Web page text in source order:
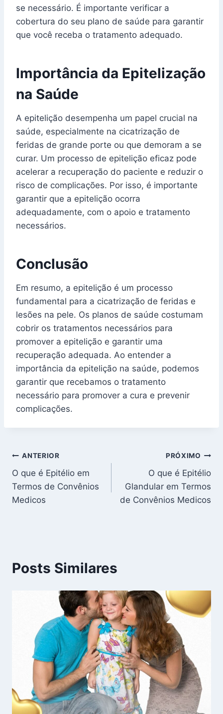
se necessário. É importante verificar a
cobertura do seu plano de saúde para garantir
que você receba o tratamento adequado.
Importância da Epitelização
na Saúde
A epitelição desempenha um papel crucial na
saúde, especialmente na cicatrização de
feridas de grande porte ou que demoram a se
curar. Um processo de epitelição eficaz pode
acelerar a recuperação do paciente e reduzir o
risco de complicações. Por isso, é importante
garantir que a epitelição ocorra
adequadamente, com o apoio e tratamento
necessários.
Conclusão
Em resumo, a epitelição é um processo
fundamental para a cicatrização de feridas e
lesões na pele. Os planos de saúde costumam
cobrir os tratamentos necessários para
promover a epitelição e garantir uma
recuperação adequada. Ao entender a
importância da epitelição na saúde, podemos
garantir que recebamos o tratamento
necessário para promover a cura e prevenir
complicações.
Navegação
de
Post
ANTERIOR
O que é Epitélio em
Termos de Convênios
Medicos
PRÓXIMO
O que é Epitélio
Glandular em Termos
de Convênios Medicos
Posts Similares